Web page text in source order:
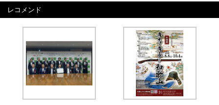
レコメンド